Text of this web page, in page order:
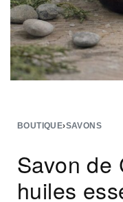
BOUTIQUE›SAVONS
Savon de
huiles